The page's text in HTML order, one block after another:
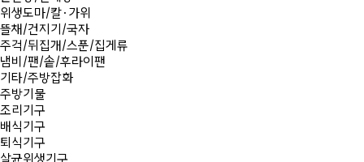
위생도마/칼·가위
뜰채/건지기/국자
주걱/뒤집개/스푼/집게류
냄비/팬/솥/후라이팬
기타/주방잡화
주방기물
조리기구
배식기구
퇴식기구